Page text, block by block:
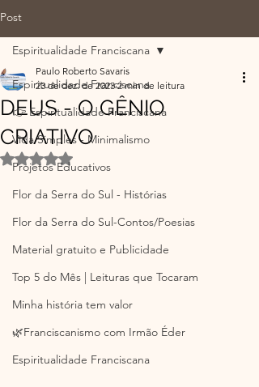
Post
Espiritualidade Franciscana
👉 Espiritualidade Franciscana
Vida Simples - Minimalismo
Projetos Educativos
Flor da Serra do Sul - Histórias
Flor da Serra do Sul-Contos/Poesias
Material gratuito e Publicidade
Top 5 do Mês | Leituras que Tocaram
Minha história tem valor
🌿Franciscanismo com Irmão Éder
Espiritualidade Franciscana
Espiritualidade Franciscana
DEUS - O GÊNIO
CRIATIVO
Paulo Roberto Savaris
23 de dez. de 2023 2 min de leitura
Avaliado com NaN de 5 estrelas.